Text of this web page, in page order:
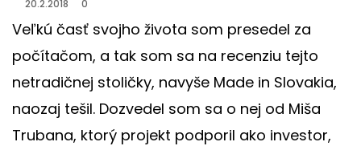
20.2.2018 0
Veľkú časť svojho života som presedel za
počítačom, a tak som sa na recenziu tejto
netradičnej stoličky, navyše Made in Slovakia,
naozaj tešil. Dozvedel som sa o nej od Miša
Trubana, ktorý projekt podporil ako investor,